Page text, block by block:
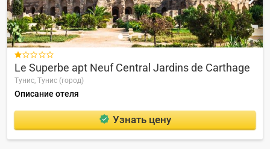

Le Superbe apt Neuf Central Jardins de Carthage
Тунис, Тунис (город)
Описание отеля
Узнать цену